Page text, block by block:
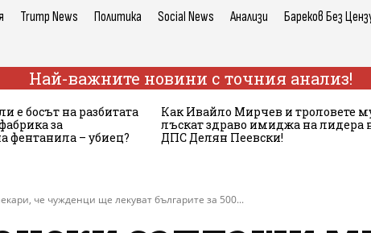
Trump News Политика Social News Анализи Бареков Без
Най-важните новини с точния анализ!
е босът на разбитата
за
фентанила – убиец?
Как Ивайло Мирчев и троловете
лъскат здраво имиджа на лидера
ДПС Делян Пеевски!
че чужденци ще лекуват българите за 500...